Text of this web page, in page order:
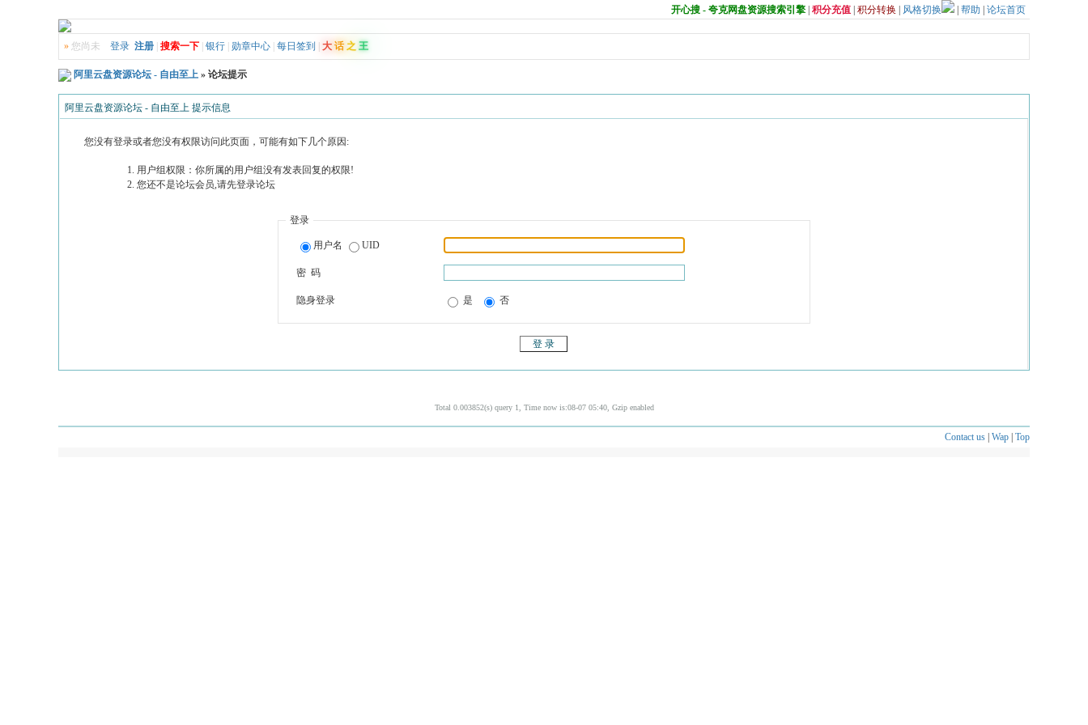
开心搜 - 夸克网盘资源搜索引擎 积分充值 积分转换 风格切换 帮助 论坛首页
» 您尚未 登录 注册 搜索一下 银行 勋章中心 每日签到 大 话 之 王
阿里云盘资源论坛 - 自由至上 » 论坛提示
阿里云盘资源论坛 - 自由至上 提示信息
您没有登录或者您没有权限访问此页面，可能有如下几个原因:
用户组权限：你所属的用户组没有发表回复的权限!
您还不是论坛会员,请先登录论坛
登录
用户名 UID
密 码
隐身登录 是 否
Total 0.003852(s) query 1, Time now is:08-07 05:40, Gzip enabled
Contact us Wap Top